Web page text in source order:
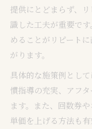
提供にとどまらず、
識した工夫が重要で
めることがリピート
がります。
具体的な施策例とし
慣指導の充実、アフ
ます。また、回数券
単価を上げる方法も